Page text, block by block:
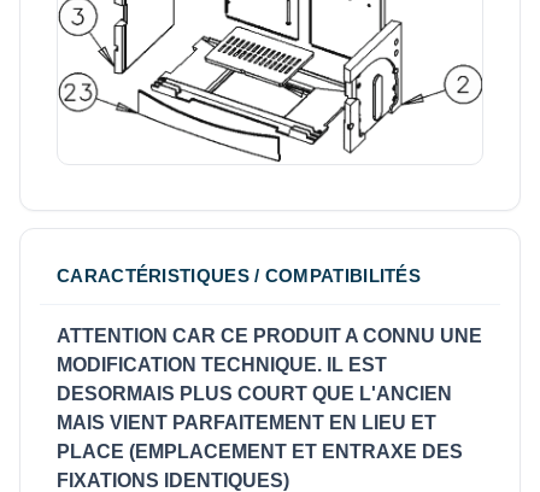
CARACTÉRISTIQUES / COMPATIBILITÉS
ATTENTION CAR CE PRODUIT A CONNU UNE
MODIFICATION TECHNIQUE. IL EST
DESORMAIS PLUS COURT QUE L'ANCIEN
MAIS VIENT PARFAITEMENT EN LIEU ET
PLACE (EMPLACEMENT ET ENTRAXE DES
FIXATIONS IDENTIQUES)